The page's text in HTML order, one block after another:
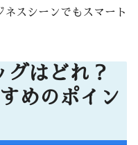
ネスシーンでもスマート
グはどれ？
めのポイン